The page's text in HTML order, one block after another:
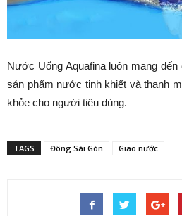
Nước Uống Aquafina luôn mang
sản phẩm nước tinh khiết và thanh
khỏe cho người tiêu dùng.
TAGS Đông Sài Gòn Giao nước